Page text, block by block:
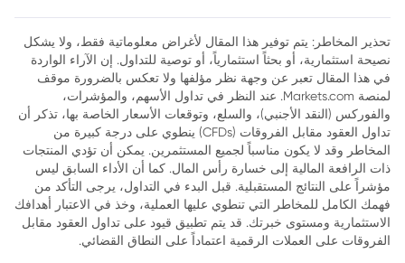
تحذير المخاطر: يتم توفير هذا المقال لأغراض معلوماتية فقط، ولا يشكل
نصيحة استثمارية، أو بحثاً استثمارياً، أو توصية للتداول. إن الآراء الواردة
في هذا المقال تعبر عن وجهة نظر مؤلفها ولا تعكس بالضرورة موقف
لمنصة Markets.com. عند النظر في تداول الأسهم، والمؤشرات،
والفوركس (النقد الأجنبي)، والسلع، وتوقعات الأسعار الخاصة بها، تذكر أن
تداول العقود مقابل الفروقات (CFDs) ينطوي على درجة كبيرة من
المخاطر وقد لا يكون مناسباً لجميع المستثمرين. يمكن أن تؤدي المنتجات
ذات الرافعة المالية إلى خسارة رأس المال. كما أن الأداء السابق ليس
مؤشراً على النتائج المستقبلية. قبل البدء في التداول، يرجى التأكد من
فهمك الكامل للمخاطر التي تنطوي عليها العملية، وخذ في الاعتبار أهدافك
الاستثمارية ومستوى خبرتك. قد يتم تطبيق قيود على تداول العقود مقابل
الفروقات على العملات الرقمية اعتماداً على النطاق القضائي.